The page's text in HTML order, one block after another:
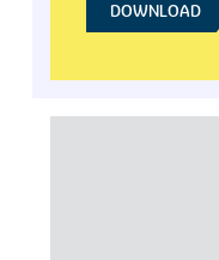
DOWNLOAD